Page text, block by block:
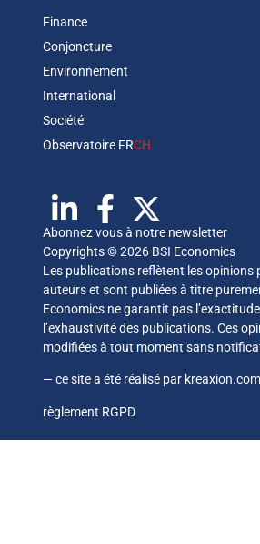
Finance
Conjoncture
Environnement
International
Société
Observatoire FRCH
Abonnez vous à notre newsletter
Copyrights © 2026 BSI Economics
Les publications reflètent les opinions
auteurs et sont publiées à titre
Economics ne garantit pas
l’exhaustivité des publications. Ces
modifiées à tout moment sans
— ce site a été réalisé par kreaxion.com
règlement RGPD